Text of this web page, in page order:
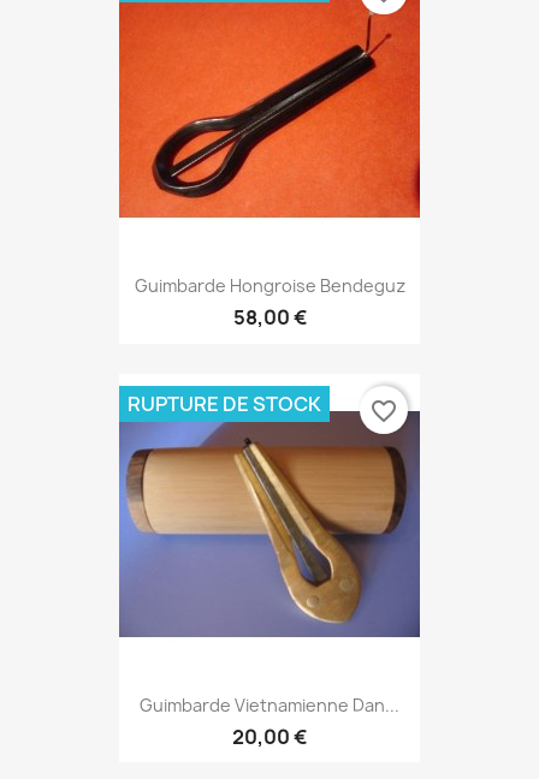
Guimbarde Hongroise Bendeguz
58,00 €
Guimbarde Vietnamienne Dan...
20,00 €
RUPTURE DE STOCK favorite_border